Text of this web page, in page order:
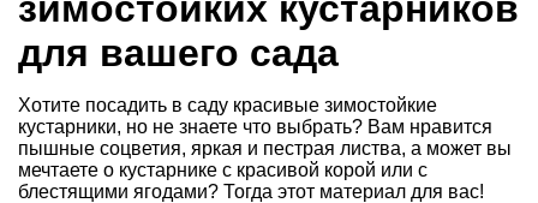
для вашего сада
Хотите посадить в саду красивые зимостойкие
кустарники, но не знаете что выбрать? Вам нравится
пышные соцветия, яркая и пестрая листва, а может вы
мечтаете о кустарнике с красивой корой или с
блестящими ягодами? Тогда этот материал для вас!